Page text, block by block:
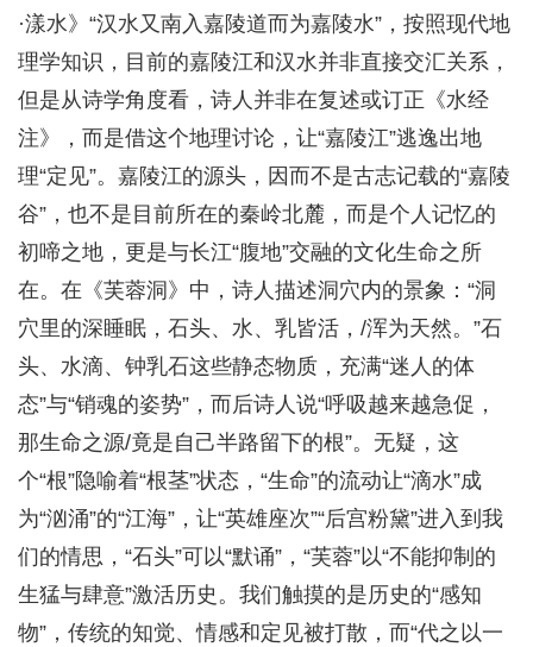
·漾水》“汉水又南入嘉陵道而为嘉陵水”，按照现代地
理学知识，目前的嘉陵江和汉水并非直接交汇关系，
但是从诗学角度看，诗人并非在复述或订正《水经
注》，而是借这个地理讨论，让“嘉陵江”逃逸出地
理“定见”。嘉陵江的源头，因而不是古志记载的“嘉陵
谷”，也不是目前所在的秦岭北麓，而是个人记忆的
初啼之地，更是与长江“腹地”交融的文化生命之所
在。在《芙蓉洞》中，诗人描述洞穴内的景象：“洞
穴里的深睡眠，石头、水、乳皆活，/浑为天然。”石
头、水滴、钟乳石这些静态物质，充满“迷人的体
态”与“销魂的姿势”，而后诗人说“呼吸越来越急促，
那生命之源/竟是自己半路留下的根”。无疑，这
个“根”隐喻着“根茎”状态，“生命”的流动让“滴水”成
为“汹涌”的“江海”，让“英雄座次”“后宫粉黛”进入到我
们的情思，“石头”可以“默诵”，“芙蓉”以“不能抑制的
生猛与肆意”激活历史。我们触摸的是历史的“感知
物”，传统的知觉、情感和定见被打散，而“代之以一